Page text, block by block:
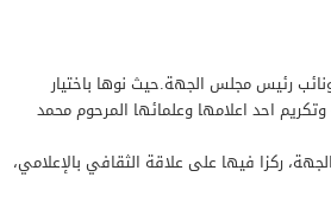
رئيس مجلس الجهة.حيث نوها باختيار
احد اعلامها وعلمائها المرحوم محمد
ركزا فيها على علاقة الثقافي بالإعلامي،